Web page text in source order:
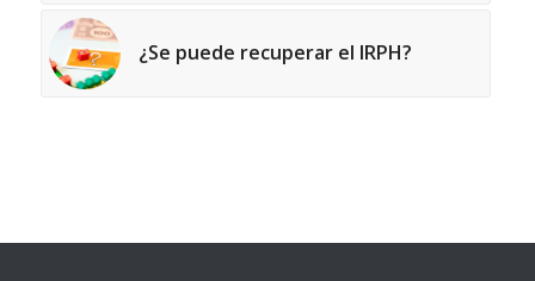
¿Se puede recuperar el IRPH?